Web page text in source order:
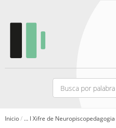
Inicio/ ... l Xifre de Neuropiscopedagogia